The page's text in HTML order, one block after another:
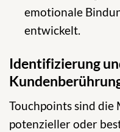
emotionale
entwickelt.
Identifizierung
Touchpoints sind die
potenzieller oder